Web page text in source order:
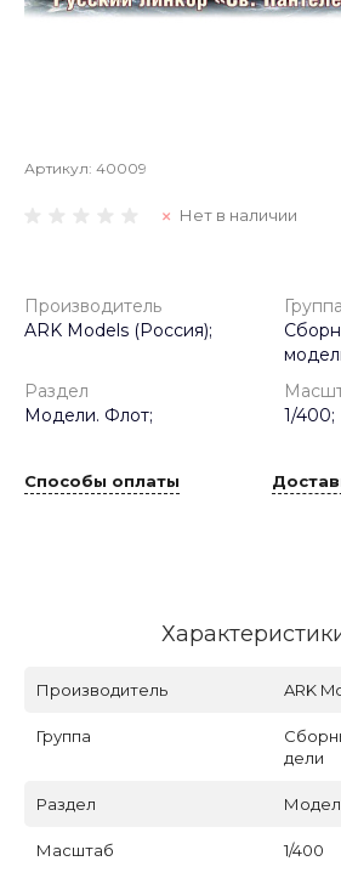
Артикул: 40009
Нет в наличии
Производитель
ARK Models (Россия);
Группа
Раздел
Модели. Флот;
1/400;
Способы оплаты
Производитель ARK
Группа
дели
Раздел
Масштаб 1/400